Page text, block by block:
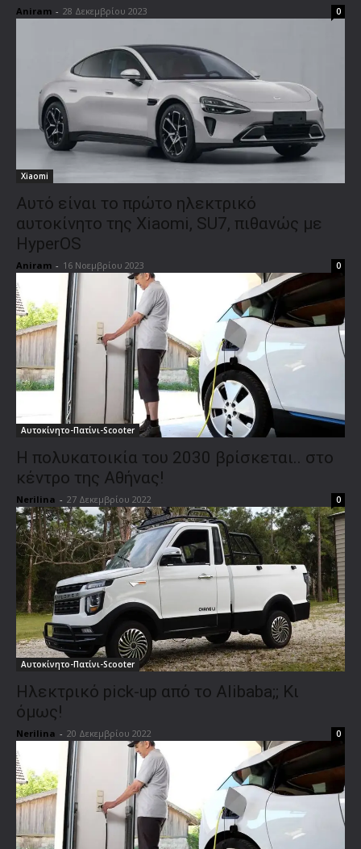
Aniram - 28 Δεκεμβρίου 2023 0
Xiaomi
Αυτό είναι το πρώτο ηλεκτρικό
αυτοκίνητο της Xiaomi, SU7, πιθανώς με
HyperOS
Aniram - 16 Νοεμβρίου 2023 0
Αυτοκίνητο-Πατίνι-Scooter
Η πολυκατοικία του 2030 βρίσκεται.. στο
κέντρο της Αθήνας!
Nerilina - 27 Δεκεμβρίου 2022 0
Αυτοκίνητο-Πατίνι-Scooter
Ηλεκτρικό pick-up από το Alibaba;; Κι
όμως!
Nerilina - 20 Δεκεμβρίου 2022 0